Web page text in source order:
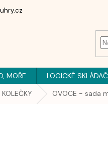
MOŘE LOGICKÉ
OVOCE - sada